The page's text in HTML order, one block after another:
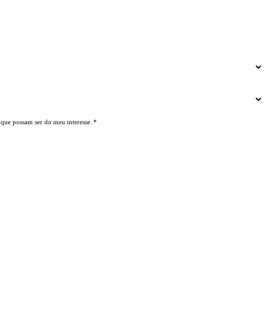
possam ser do meu interesse. *